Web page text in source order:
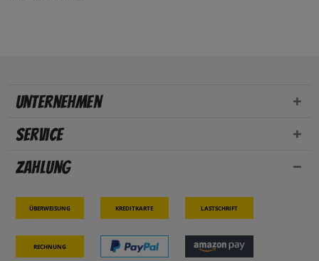
Unternehmen
Service
Zahlung
Überweisung Kreditkarte Lastschrift
Rechnung